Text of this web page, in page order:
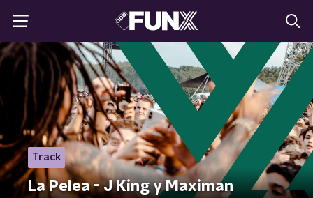
Track
La Pelea - J King y Maximan